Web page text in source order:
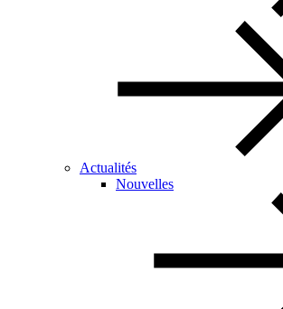
Actualités
Nouvelles